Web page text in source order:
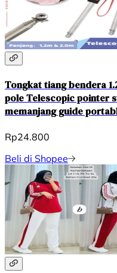
Tongkat tiang bendera
pole Telescopic pointer
memanjang guide
Rp24.800
Beli di Shopee